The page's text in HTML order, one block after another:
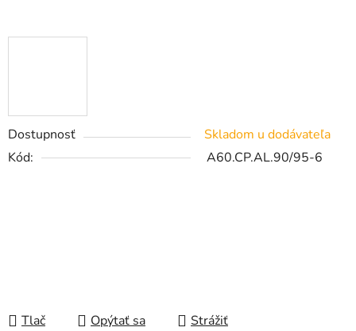
Dostupnosť
Skladom u dodávateľa
Kód:
A60.CP.AL.90/95-6
Tlač Opýtať sa Strážiť